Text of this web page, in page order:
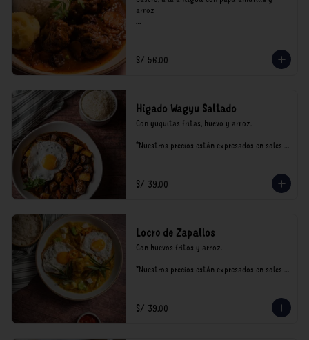
arroz
consumo.
S/ 56.00
Hígado Wagyu Saltado
Con yuquitas fritas, huevo y arroz.
*Nuestros precios están expresados en soles e
S/ 39.00
Locro de Zapallos
Con huevos fritos y arroz.
*Nuestros precios están expresados en soles e
S/ 39.00